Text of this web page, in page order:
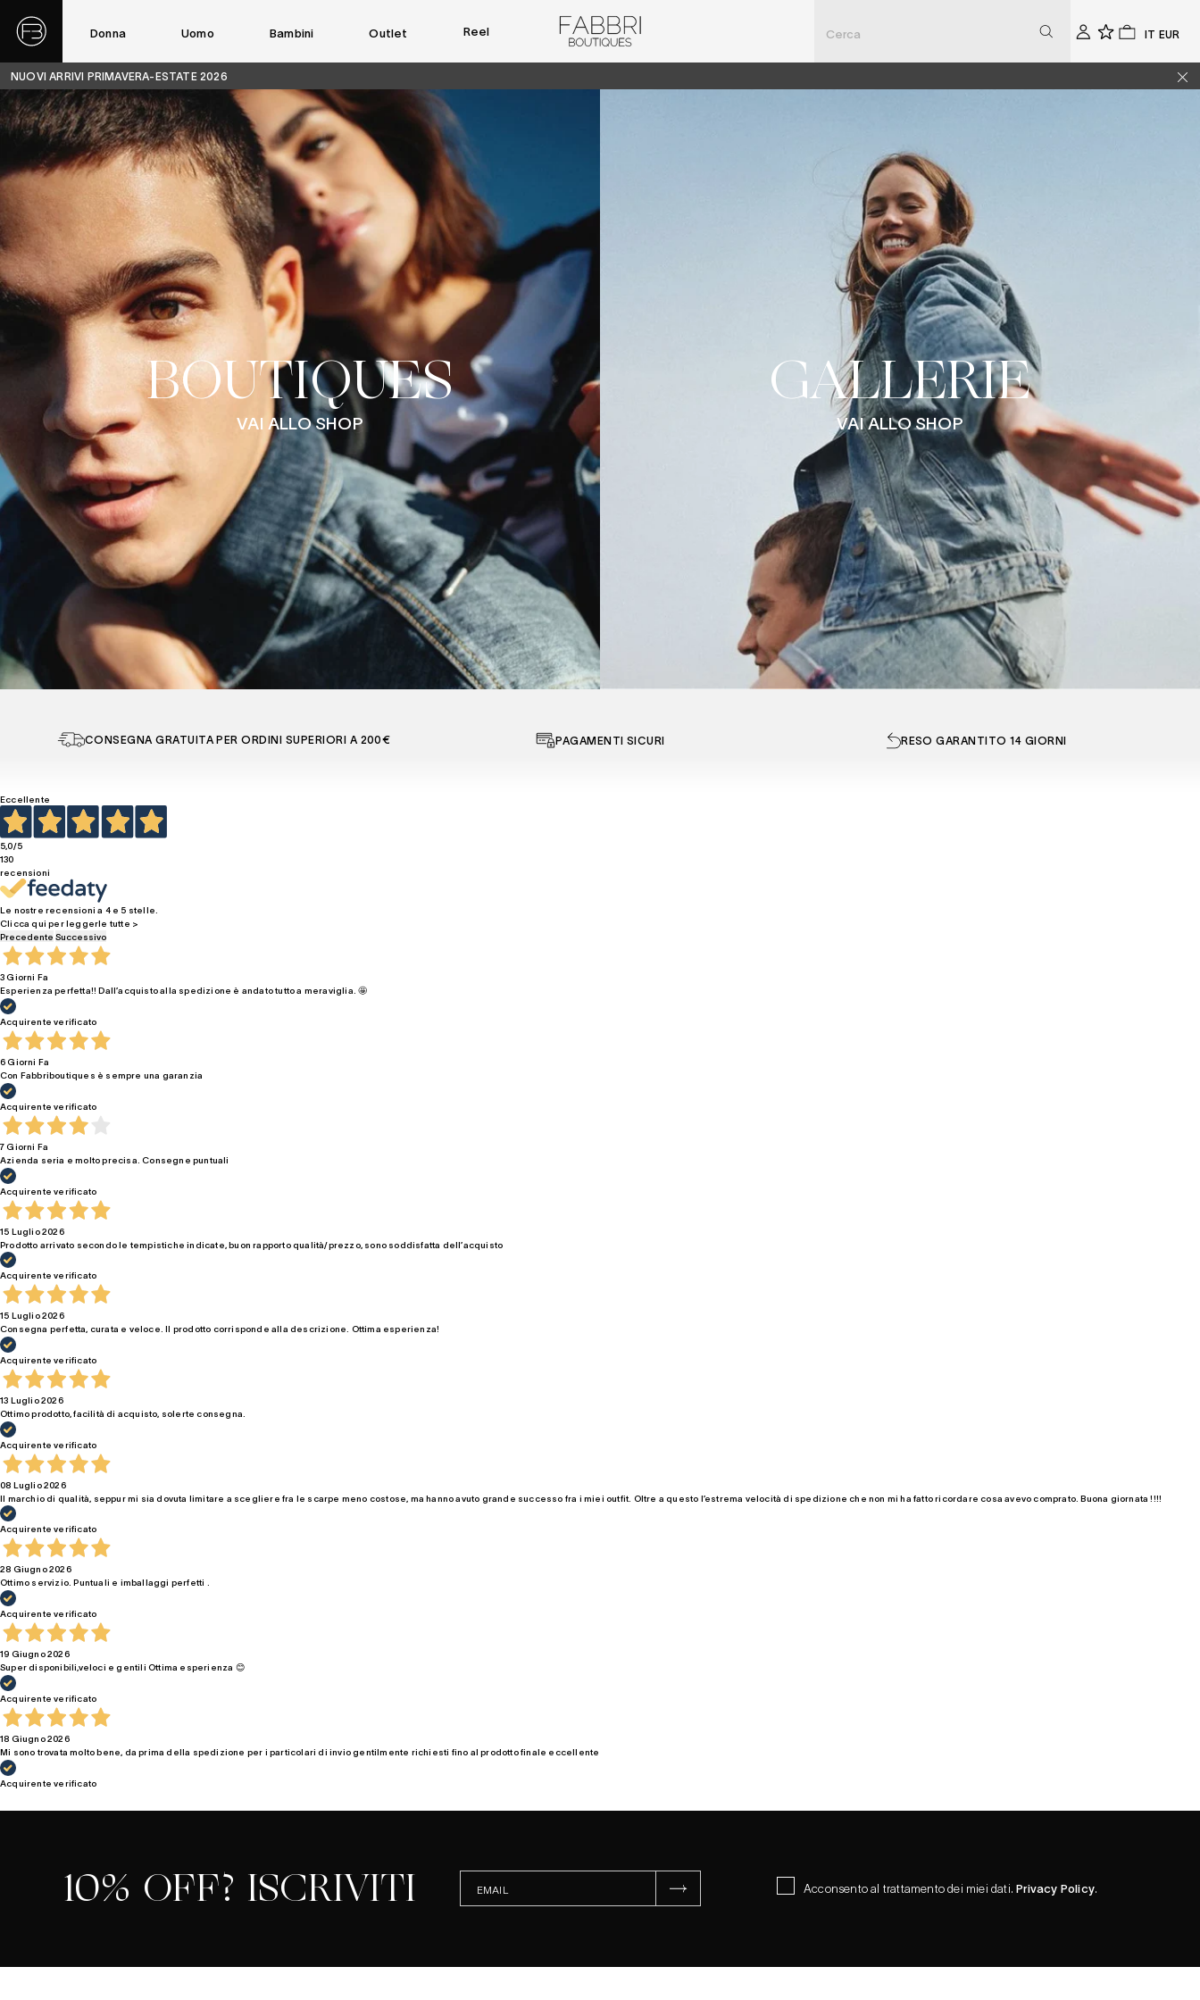
Donna Uomo Bambini Outlet Reel Account
0 0
Seleziona
la la
NUOVI ARRIVI PRIMAVERA-ESTATE 2026
Fabbri
Boutiques
SCOPRI LA
SELEZIONE FABBRI
BOUTIQUES
BOUTIQUES
VAI ALLO SHOP
GALLERIE
VAI ALLO SHOP
CONSEGNA GRATUITA PER ORDINI SUPERIORI A 200€ PAGAMENTI SICURI RESO GARANTITO 14 GIORNI
Eccellente
5,0/5
130
recensioni
Le nostre recensioni a 4 e 5 stelle.
Clicca qui per leggerle tutte >
Precedente Successivo
3 Giorni Fa
Esperienza perfetta!! Dall’acquisto alla spedizione è andato tutto a meraviglia. 🤩
Acquirente verificato
6 Giorni Fa
Con Fabbriboutiques è sempre una garanzia
Acquirente verificato
7 Giorni Fa
Azienda seria e molto precisa. Consegne puntuali
Acquirente verificato
15 Luglio 2026
Prodotto arrivato secondo le tempistiche indicate, buon rapporto qualità/prezzo, sono soddisfatta dell’acquisto
Acquirente verificato
15 Luglio 2026
Consegna perfetta, curata e veloce. Il prodotto corrisponde alla descrizione. Ottima esperienza!
Acquirente verificato
13 Luglio 2026
Ottimo prodotto, facilità di acquisto, solerte consegna.
Acquirente verificato
08 Luglio 2026
Il marchio di qualità, seppur mi sia dovuta limitare a scegliere fra le scarpe meno costose, ma hanno avuto grande successo fra i miei outfit. Oltre a questo l’estrema velocità di spedizione che non mi ha fatto ricordare cosa avevo comprato. Buona giornata !!!!
Acquirente verificato
28 Giugno 2026
Ottimo servizio. Puntuali e imballaggi perfetti .
Acquirente verificato
19 Giugno 2026
Super disponibili,veloci e gentili Ottima esperienza 😊
Acquirente verificato
18 Giugno 2026
Mi sono trovata molto bene, da prima della spedizione per i particolari di invio gentilmente richiesti fino al prodotto finale eccellente
Acquirente verificato
10% OFF? ISCRIVITI ISCRIVITI Acconsento al trattamento dei miei dati.Privacy Policy.